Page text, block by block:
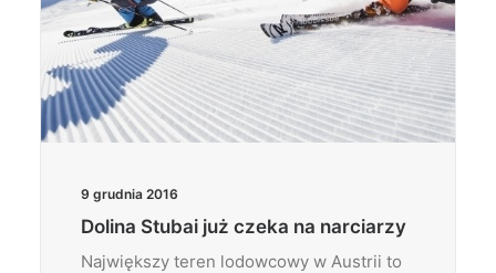
9 grudnia 2016
Dolina Stubai już czeka na narciarzy
Największy teren lodowcowy w Austrii to